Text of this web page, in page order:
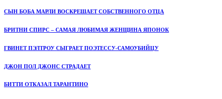
СЫН БОБА МАРЛИ ВОСКРЕШАЕТ СОБСТВЕННОГО ОТЦА
БРИТНИ СПИРС – САМАЯ ЛЮБИМАЯ ЖЕНЩИНА ЯПОНОК
ГВИНЕТ ПЭЛТРОУ СЫГРАЕТ ПОЭТЕССУ-САМОУБИЙЦУ
ДЖОН ПОЛ ДЖОНС СТРАДАЕТ
БИТТИ ОТКАЗАЛ ТАРАНТИНО